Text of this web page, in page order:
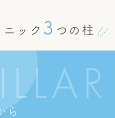
ック 3 つの柱
ら